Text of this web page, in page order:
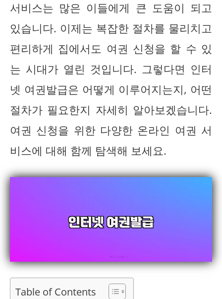
서비스는 많은 이들에게 큰 도움이 되고
있습니다. 이제는 복잡한 절차를 물리치고
편리하게 집에서도 여권 신청을 할 수 있
는 시대가 열린 것입니다. 그렇다면 인터
넷 여권발급은 어떻게 이루어지는지, 어떤
절차가 필요한지 자세히 알아보겠습니다.
여권 신청을 위한 다양한 온라인 여권 서
비스에 대해 함께 탐색해 보세요.
Table of Contents